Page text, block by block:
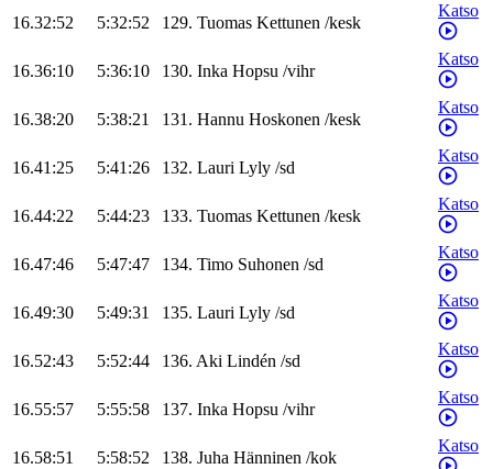
16.32:52 5:32:52 129. Tuomas Kettunen /kesk
Katso
16.36:10 5:36:10 130. Inka Hopsu /vihr
Katso
16.38:20 5:38:21 131. Hannu Hoskonen /kesk
Katso
16.41:25 5:41:26 132. Lauri Lyly /sd
Katso
16.44:22 5:44:23 133. Tuomas Kettunen /kesk
Katso
16.47:46 5:47:47 134. Timo Suhonen /sd
Katso
16.49:30 5:49:31 135. Lauri Lyly /sd
Katso
16.52:43 5:52:44 136. Aki Lindén /sd
Katso
16.55:57 5:55:58 137. Inka Hopsu /vihr
Katso
16.58:51 5:58:52 138. Juha Hänninen /kok
Katso